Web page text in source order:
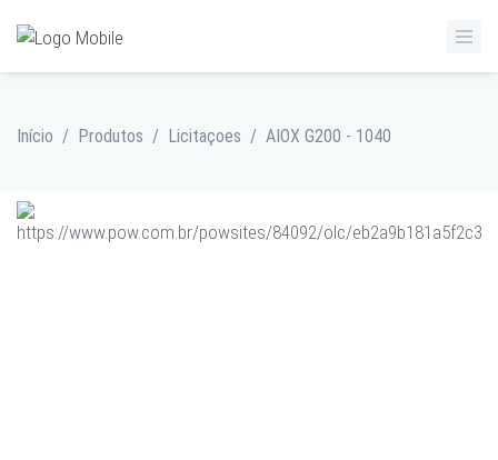
Início / Produtos / Licitaçoes / AIOX G200 - 1040